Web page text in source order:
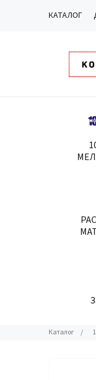
КАТАЛОГ
Каталог /